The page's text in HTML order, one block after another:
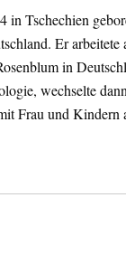
in Tschechien
Er
in
wechselte
Frau und Kindern
Sprache hält.